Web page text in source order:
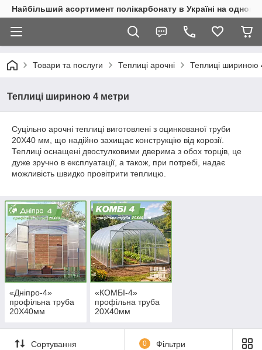
Найбільший асортимент полікарбонату в Україні на одному
Товари та послуги Теплиці арочні Теплиці шириною
Теплиці шириною 4 метри
Суцільно арочні теплиці виготовлені з оцинкованої труби
20Х40 мм, що надійно захищає конструкцію від корозії.
Теплиці оснащені двостулковими дверима з обох торців, це
дуже зручно в експлуатації, а також, при потребі, надає
можливість швидко провітрити теплицю.
«Дніпро-4»
профільна труба
20Х40мм
«КОМБІ-4»
профільна труба
20Х40мм
Сортування 0 Фільтри